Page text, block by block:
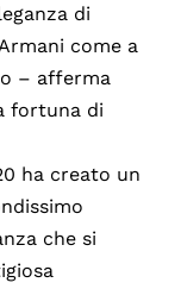
di
come a
– afferma
fortuna di
ha creato un
che si